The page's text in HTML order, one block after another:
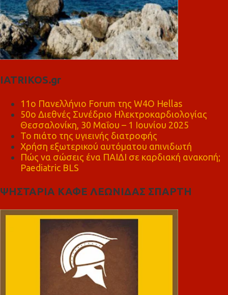
IATRIKOS.gr
11ο Πανελλήνιο Forum της W4O Hellas
50ο Διεθνές Συνέδριο Ηλεκτροκαρδιολογίας
Θεσσαλονίκη, 30 Μαΐου – 1 Ιουνίου 2025
Το πιάτο της υγιεινής διατροφής
Χρήση εξωτερικού αυτόματου απινιδωτή
Πώς να σώσεις ένα ΠΑΙΔΙ σε καρδιακή ανακοπή;
Paediatric BLS
ΨΗΣΤΑΡΙΑ ΚΑΦΕ ΛΕΩΝΙΔΑΣ ΣΠΑΡΤΗ